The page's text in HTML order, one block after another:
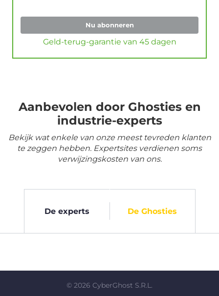
Nu abonneren
Geld-terug-garantie van 45 dagen
Aanbevolen door Ghosties en
industrie-experts
Bekijk wat enkele van onze meest tevreden klanten
te zeggen hebben. Expertsites verdienen soms
verwijzingskosten van ons.
De experts De Ghosties
© 2026 CyberGhost S.R.L.